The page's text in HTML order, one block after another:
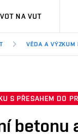
NA VUT
VĚDA A VÝZKUM
S PŘESAHEM DO
betonu